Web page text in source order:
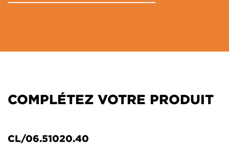
COMPLÉTEZ VOTRE PRODUIT
CL/06.51020.40